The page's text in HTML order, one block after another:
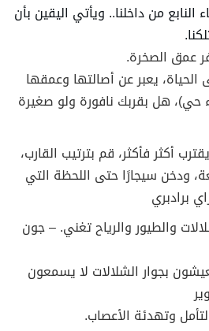
من داخلنا.. ويأتي اليقين بأن
عمق الصخرة.
الحياة، يعبر عن أصالتها وعمقها
هل بقربك نافورة ولو صغيرة
أكثر فأكثر، قم بترتيب القارب،
ودخن سيجارًا حتى اللحظة التي
برادبري
والطيور والرياح تغني. – جون
بجوار الشلالات لا يسمعون
وتهدئة الأعصاب.